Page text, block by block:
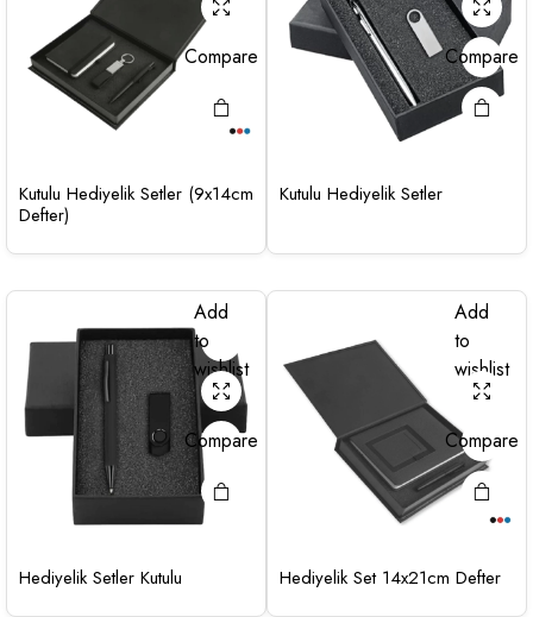
Compare
Kutulu Hediyelik Setler (9x14cm
Defter)
Compare
Kutulu Hediyelik Setler
Add
to
wishlist
Compare
Hediyelik Setler Kutulu
Add
to
wishlist
Compare
Hediyelik Set 14x21cm Defter